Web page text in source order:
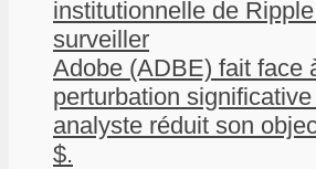
institutionnelle de
surveiller
Adobe (ADBE) fait face
perturbation significative
analyste réduit son
$.